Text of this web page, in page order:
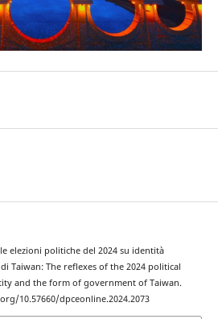
elezioni politiche del 2024 su identità
Taiwan: The reflexes of the 2024 political
and the form of government of Taiwan.
10.57660/dpceonline.2024.2073